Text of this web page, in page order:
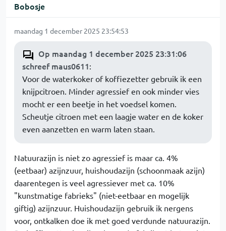
Bobosje
maandag 1 december 2025 23:54:53
Op maandag 1 december 2025 23:31:06
schreef maus0611:
Voor de waterkoker of koffiezetter gebruik ik een
knijpcitroen. Minder agressief en ook minder vies
mocht er een beetje in het voedsel komen.
Scheutje citroen met een laagje water en de koker
even aanzetten en warm laten staan.
Natuurazijn is niet zo agressief is maar ca. 4%
(eetbaar) azijnzuur, huishoudazijn (schoonmaak azijn)
daarentegen is veel agressiever met ca. 10%
"kunstmatige fabrieks" (niet-eetbaar en mogelijk
giftig) azijnzuur. Huishoudazijn gebruik ik nergens
voor, ontkalken doe ik met goed verdunde natuurazijn.